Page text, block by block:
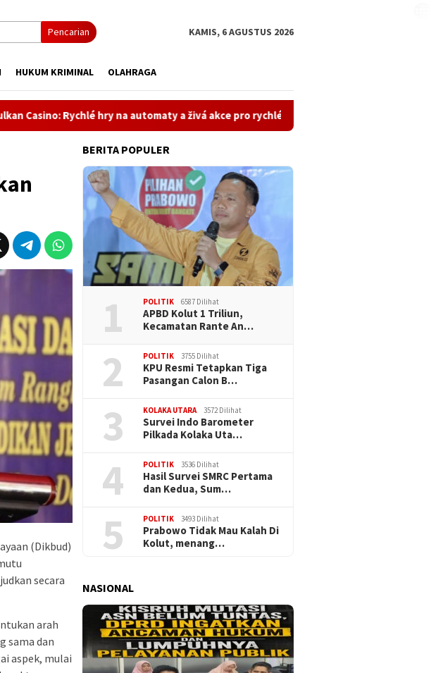
Pencarian KAMIS, 6 AGUSTUS 2026
HUKUM KRIMINAL OLAHRAGA
Rychlé hry na automaty a živá akce pro rychlé výhry
(Dikbud)
secara
arah
sama dan
aspek, mulai
BERITA POPULER
1 POLITIK 6587 Dilihat
APBD Kolut 1 Triliun,
Kecamatan Rante An…
2 POLITIK 3755 Dilihat
KPU Resmi Tetapkan Tiga
Pasangan Calon B…
3 KOLAKA UTARA 3572 Dilihat
Survei Indo Barometer
Pilkada Kolaka Uta…
4 POLITIK 3536 Dilihat
Hasil Survei SMRC Pertama
dan Kedua, Sum…
5 POLITIK 3493 Dilihat
Prabowo Tidak Mau Kalah Di
Kolut, menang…
NASIONAL